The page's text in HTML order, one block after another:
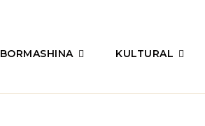
BORMASHINA KULTURAL